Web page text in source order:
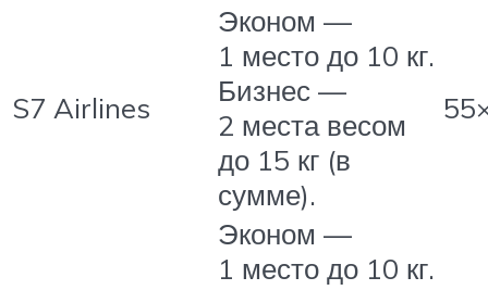
S7 Airlines
Эконом —
1 место до 10 кг.
Бизнес —
2 места весом
до 15 кг (в
сумме).
Эконом —
1 место до 10 кг.